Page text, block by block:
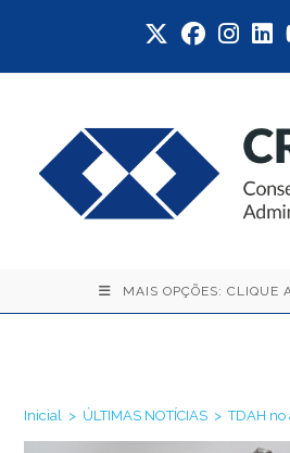
MAIS OPÇÕES: CLIQUE
Inicial > ÚLTIMAS NOTÍCIAS > TDAH